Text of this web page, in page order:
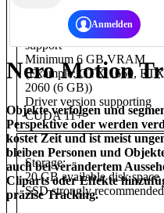
Graphics (GPU):
NVIDIA GPU with CUDA
support
Minimum 6 GB VRAM
(Example: GTX 1660, RTX
2060 (6 GB))
Driver version supporting
CUDA 11+
Storage:
20 GB available disk space
SSD strongly recommended
Nero Motion
Objekte verfolgen und
Perspektive oder werden
kostet Zeit und ist meist
bleiben Personen und
auch bei verändertem
Cliparts oder Effekte
präzise Tracking.